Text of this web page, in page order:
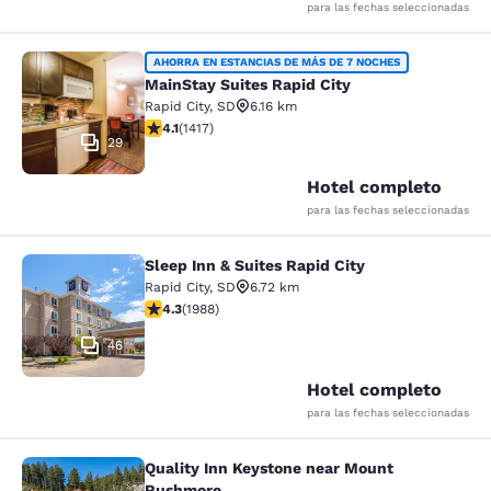
para las fechas seleccionadas
MainStay Suites Rapid City
29
AHORRA EN ESTANCIAS DE MÁS DE 7 NOCHES
MainStay Suites Rapid City
Rapid City, SD
6.16 km
calificación de 4.12 estrellas. Muy bueno. 1417 reseñas
4.1(1417)
Hotel completo
para las fechas seleccionadas
Sleep Inn & Suites Rapid City
46
Sleep Inn & Suites Rapid City
Rapid City, SD
6.72 km
calificación de 4.33 estrellas. Excelente. 1988 reseñas
4.3(1988)
Hotel completo
para las fechas seleccionadas
Quality Inn Keystone near Mount
Quality Inn Keystone near Mount